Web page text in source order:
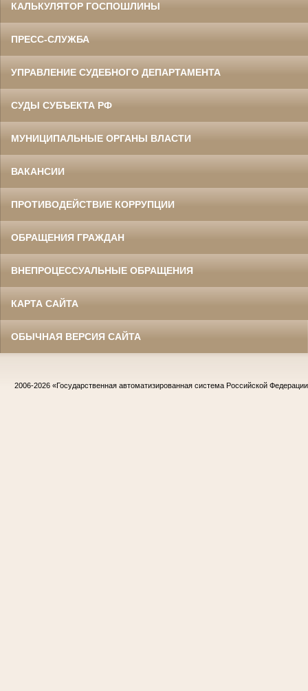
КАЛЬКУЛЯТОР ГОСПОШЛИНЫ
ПРЕСС-СЛУЖБА
УПРАВЛЕНИЕ СУДЕБНОГО ДЕПАРТАМЕНТА
СУДЫ СУБЪЕКТА РФ
МУНИЦИПАЛЬНЫЕ ОРГАНЫ ВЛАСТИ
ВАКАНСИИ
ПРОТИВОДЕЙСТВИЕ КОРРУПЦИИ
ОБРАЩЕНИЯ ГРАЖДАН
ВНЕПРОЦЕССУАЛЬНЫЕ ОБРАЩЕНИЯ
КАРТА САЙТА
ОБЫЧНАЯ ВЕРСИЯ САЙТА
2006-2026 «Государственная автоматизированная система Российской